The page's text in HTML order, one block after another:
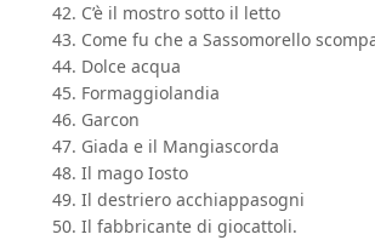
42. C’è il mostro sotto il letto
43. Come fu che a Sassomorello
44. Dolce acqua
45. Formaggiolandia
46. Garcon
47. Giada e il Mangiascorda
48. Il mago Iosto
49. Il destriero acchiappasogni
50. Il fabbricante di giocattoli.